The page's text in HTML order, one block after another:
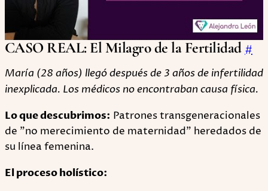
CASO REAL: El Milagro de la Fertilidad #
María (28 años) llegó después de 3 años de infertilidad
inexplicada. Los médicos no encontraban causa física.
Lo que descubrimos: Patrones transgeneracionales
de "no merecimiento de maternidad" heredados de
su línea femenina.
El proceso holístico: